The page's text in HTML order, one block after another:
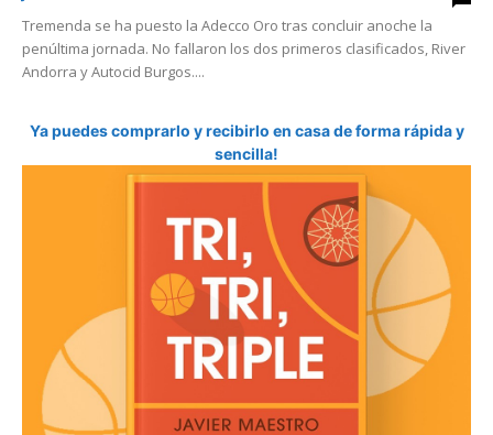
Tremenda se ha puesto la Adecco Oro tras concluir anoche la
penúltima jornada. No fallaron los dos primeros clasificados, River
Andorra y Autocid Burgos....
Ya puedes comprarlo y recibirlo en casa de forma rápida y
sencilla!